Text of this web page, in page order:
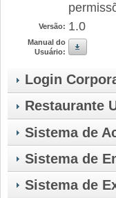
Versão: 1.0
Manual do
Usuário:
Login
Restaurante
Sistema de
Sistema de
Sistema de